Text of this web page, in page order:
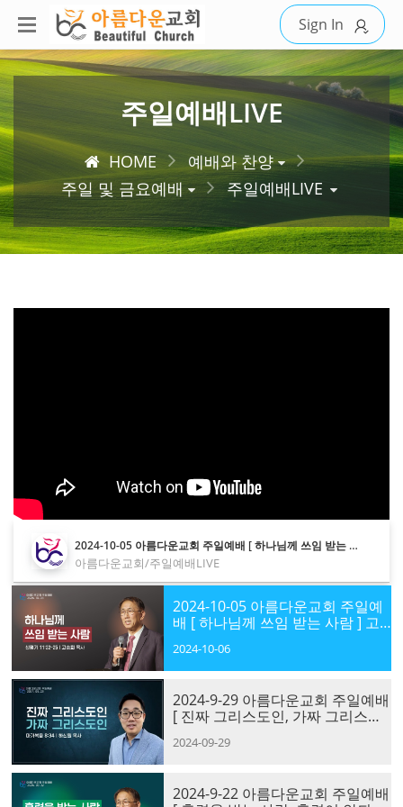
Sign In
주일예배LIVE
HOME
예배와 찬양
주일 및 금요예배
주일예배LIVE
2024-10-05 아름다운교회 주일예배 [ 하나님께 쓰임 받는 사람 ] 고승희 목사
아름다운교회/주일예배LIVE
2024-10-05 아름다운교회 주일예
배 [ 하나님께 쓰임 받는 사람 ] 고
2024-10-06
2024-9-29 아름다운교회 주일예배
[ 진짜 그리스도인, 가짜 그리스도
2024-09-29
2024-9-22 아름다운교회 주일예배